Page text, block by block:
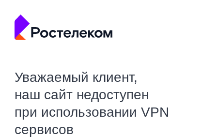
Уважаемый клиент,
наш сайт недоступен
при использовании VPN
сервисов